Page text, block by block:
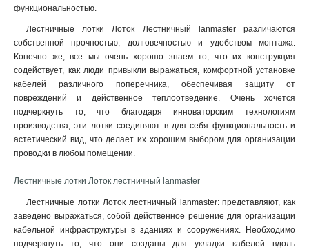
функциональностью.
Лестничные лотки Лоток Лестничный lanmaster различаются
собственной прочностью, долговечностью и удобством монтажа.
Конечно же, все мы очень хорошо знаем то, что их конструкция
содействует, как люди привыкли выражаться, комфортной установке
кабелей различного поперечника, обеспечивая защиту от
повреждений и действенное теплоотведение. Очень хочется
подчеркнуть то, что благодаря инноваторским технологиям
производства, эти лотки соединяют в для себя функциональность и
aстетический вид, что делает их хорошим выбором для организации
проводки в любом помещении.
Лестничные лотки Лоток лестничный lanmaster
Лестничные лотки Лоток лестничный lanmaster: представляют, как
заведено выражаться, собой действенное решение для организации
кабельной инфраструктуры в зданиях и сооружениях. Необходимо
подчеркнуть то, что они созданы для укладки кабелей вдоль